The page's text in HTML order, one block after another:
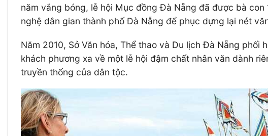
năm vắng bóng, lễ hội Mục đồng Đà Nẵng đã được bà
nghệ dân gian thành phố Đà Nẵng để phục dựng lại nét
Năm 2010, Sở Văn hóa, Thể thao và Du lịch Đà Nẵng
khách phương xa về một lễ hội đậm chất nhân văn dành
truyền thống của dân tộc.